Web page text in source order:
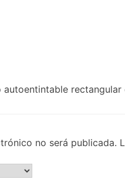
autoentintable
no será publicada.